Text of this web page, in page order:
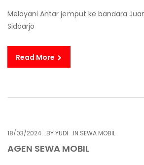
Melayani Antar jemput ke bandara
Sidoarjo
Read More
18/03/2024 BYYUDI IN SEWA MOBIL
AGEN SEWA MOBIL